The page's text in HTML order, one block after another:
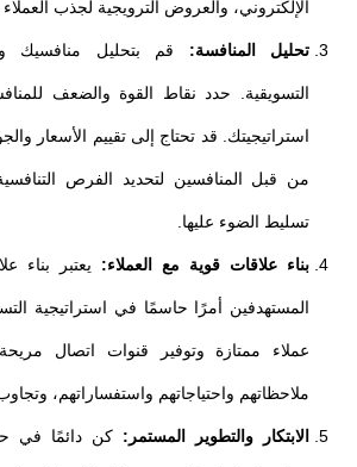
الإلكتروني، والعروض الترويجية لجذب
تحليل المنافسة: قم بتحليل منافسيك
التسويقية. حدد نقاط القوة والضعف
استراتيجيتك. قد تحتاج إلى تقييم الأسعار
من قبل المنافسين لتحديد الفرص
تسليط الضوء عليها.
بناء علاقات قوية مع العملاء: يعتبر بناء
المستهدفين أمرًا حاسمًا في استراتيجية
عملاء ممتازة وتوفير قنوات اتصال
ملاحظاتهم واحتياجاتهم واستفساراتهم،
الابتكار والتطوير المستمر: كن دائمًا في